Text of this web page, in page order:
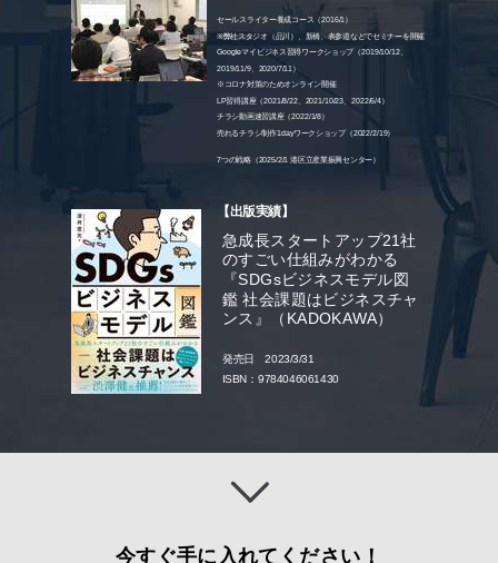
今すぐ手に入れてください！
セールスライター養成コース（2016/1）
※弊社スタジオ（品川）、新橋、表参道などでセミナーを開催
Googleマイビジネス習得ワークショップ（2019/10/12、
2019/11/9、2020/7/11）
※コロナ対策のためオンライン開催
LP習得講座（2021/8/22、2021/10/23、2022/6/4）
チラシ動画速習講座（2022/1/8）
売れるチラシ制作1dayワークショップ（2022/2/19）
7つの戦略（2025/2/1 港区立産業振興センター）
急成長スタートアップ21社
のすごい仕組みがわかる
『SDGsビジネスモデル図
鑑 社会課題はビジネスチャ
ンス』（KADOKAWA）
発売日 2023/3/31
ISBN：9784046061430
【出版実績】